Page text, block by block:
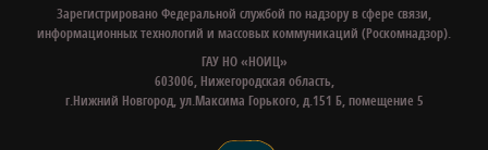
Зарегистрировано Федеральной службой по надзору в сфере связи,
информационных технологий и массовых коммуникаций (Роскомнадзор).
ГАУ НО «НОИЦ»
603006, Нижегородская область,
г.Нижний Новгород, ул.Максима Горького, д.151 Б, помещение 5